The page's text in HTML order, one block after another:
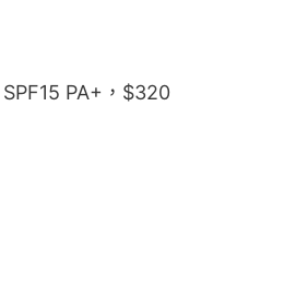
PA+，$320